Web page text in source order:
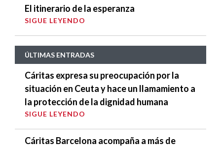
El itinerario de la esperanza
SIGUE LEYENDO
ÚLTIMAS ENTRADAS
Cáritas expresa su preocupación por la
situación en Ceuta y hace un llamamiento a
la protección de la dignidad humana
SIGUE LEYENDO
Cáritas Barcelona acompaña a más de